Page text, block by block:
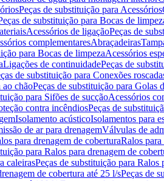
Peças de substituição para Acessórios
de substituição para Bocas de
Acessórios de ligaçãoPeças de
complementaresAbraçadeiras
para Bocas de limpezaAcessórios
Ligações de continuidadePeças de
de substituição para Conexões
ao chãoPeças de substituição para Golas
para Sifões de sucçãoAcessórios
contra incêndiosPeças de
Isolamento acústicoIsolamentos para
de ar para drenagemVálvulas de
para drenagem de coberturaRalos
para Ralos para drenagem de
caleirasPeças de substituição para Ralos
de cobertura até 25 l/sPeças de